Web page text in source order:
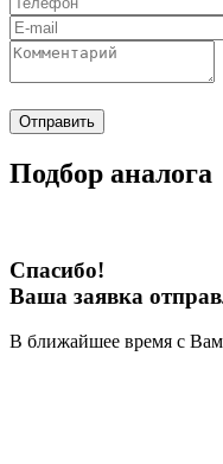
Отправить
Подбор аналога
Спасибо!
Ваша заявка
В ближайшее время с